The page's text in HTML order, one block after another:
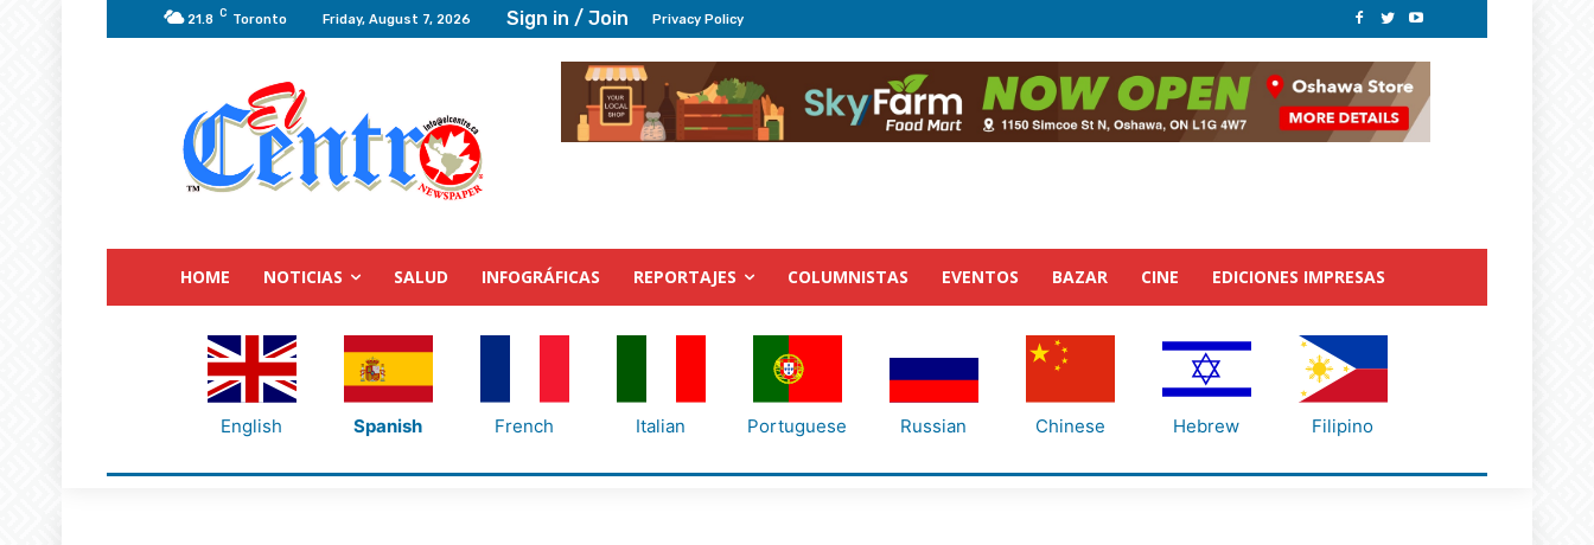
21.8 C Toronto Friday, August 7, 2026 Sign in / Join Privacy Policy
HOME NOTICIAS SALUD INFOGRÁFICAS REPORTAJES COLUMNISTAS EVENTOS BAZAR CINE EDICIONES IMPRESAS
English Spanish French Italian Portuguese Russian Chinese Hebrew Filipino